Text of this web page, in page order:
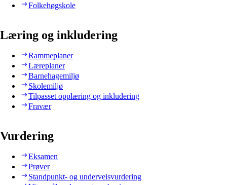
Folkehøgskole
Læring og inkludering
Rammeplaner
Læreplaner
Barnehagemiljø
Skolemiljø
Tilpasset opplæring og inkludering
Fravær
Vurdering
Eksamen
Prøver
Standpunkt- og underveisvurdering